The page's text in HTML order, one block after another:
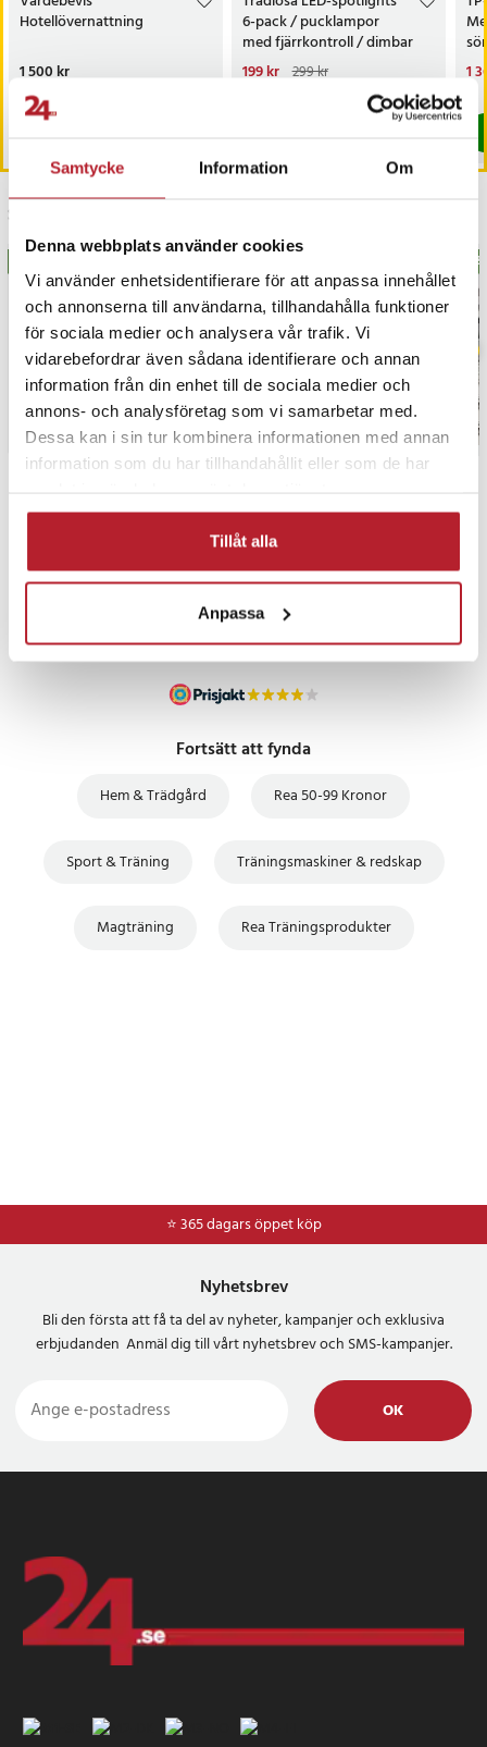
Samtycke Information Om
Denna webbplats använder cookies
Vi använder enhetsidentifierare för att anpassa innehållet
och annonserna till användarna, tillhandahålla funktioner
för sociala medier och analysera vår trafik. Vi
vidarebefordrar även sådana identifierare och annan
information från din enhet till de sociala medier och
annons- och analysföretag som vi samarbetar med.
Dessa kan i sin tur kombinera informationen med annan
information som du har tillhandahållit eller som de har
Tillåt alla
Anpassa
Hotellövernattning
Pris:1 500 kr
1 500 kr
I lager, levereras inom 1-2 vardagar
6-pack / pucklampor
med fjärrkontroll / dimbar
skåpbelysning
Nuvarande pris:
299 kr
199 kr 299 kr
I lager, levereras inom 1-2 vardagar
1
Senast besökta
UTFÖRSÄLJNING
Fortsätt att fynda
Hem & Trädgård Rea 50-99 Kronor
Sport & Träning Träningsmaskiner & redskap
Magträning Rea Träningsprodukter
⭐ 365 dagars öppet köp
⭐Frakt 49kr *
Nyhetsbrev
Bli den första att få ta del av nyheter, kampanjer och exklusiva
erbjudanden Anmäl dig till vårt nyhetsbrev och SMS-kampanjer.
OK